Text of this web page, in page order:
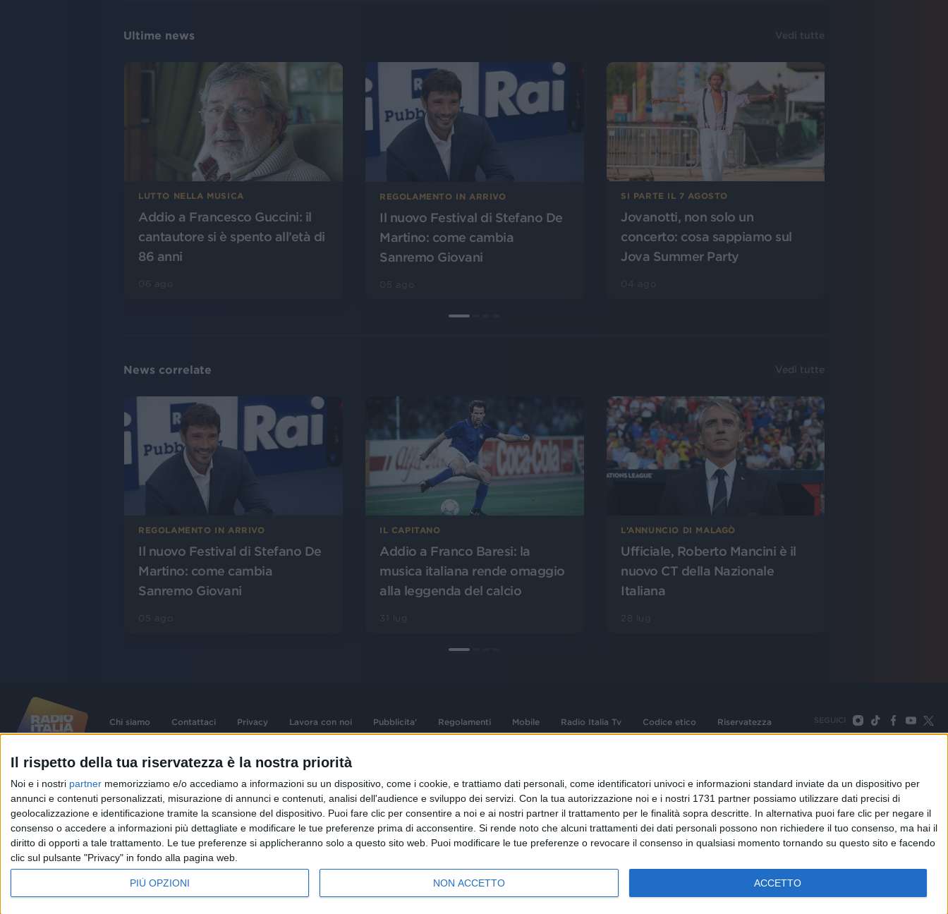
Il rispetto della tua riservatezza è la nostra priorità
Noi e i nostri partner memorizziamo e/o accediamo a informazioni su un dispositivo, come i cookie, e trattiamo dati personali, come identificatori univoci e informazioni standard inviate da un dispositivo per
annunci e contenuti personalizzati, misurazione di annunci e contenuti, analisi dell'audience e sviluppo dei servizi. Con la tua autorizzazione noi e i nostri 1731 partner possiamo utilizzare dati precisi di
geolocalizzazione e identificazione tramite la scansione del dispositivo. Puoi fare clic per consentire a noi e ai nostri partner il trattamento per le finalità sopra descritte. In alternativa puoi fare clic per negare il
consenso o accedere a informazioni più dettagliate e modificare le tue preferenze prima di acconsentire. Si rende noto che alcuni trattamenti dei dati personali possono non richiedere il tuo consenso, ma hai il
diritto di opporti a tale trattamento. Le tue preferenze si applicheranno solo a questo sito web. Puoi modificare le tue preferenze o revocare il consenso in qualsiasi momento tornando su questo sito e facendo
clic sul pulsante "Privacy" in fondo alla pagina web.
PIÙ OPZIONI NON ACCETTO ACCETTO
Ultime news Vedi tutte
LUTTO NELLA MUSICA
Addio a Francesco Guccini: il
cantautore si è spento all’età di
86 anni
REGOLAMENTO IN ARRIVO
Il nuovo Festival di Stefano De
Martino: come cambia
Sanremo Giovani
SI PARTE IL 7 AGOSTO
Jovanotti, non solo un
concerto: cosa sappiamo sul
Jova Summer Party
News correlate Vedi tutte
REGOLAMENTO IN ARRIVO
Il nuovo Festival di Stefano De
Martino: come cambia
Sanremo Giovani
IL CAPITANO
Addio a Franco Baresi: la
musica italiana rende omaggio
alla leggenda del calcio
L’ANNUNCIO DI MALAGÒ
Ufficiale, Roberto Mancini è il
nuovo CT della Nazionale
Italiana
Chi siamo Contattaci Privacy Lavora con noi Pubblicita' Regolamenti Mobile Radio Italia Tv Codice etico Riservatezza SEGUICI
contenute nel sito sono stati assolti gli obblighi derivanti dalla normativa dei diritti d'autore e dei diritti
Capitale Sociale € 580.000,00 interamente versato. Iscr. Reg. Imprese Milano - C.F. e n° iscrizione
06832230152. Iscritta al R.E.A. di Milano al n° 1125258. Testata giornalistica Registrata n°286 - 3 Aprile
1987.
02 25444220
Sede Legale: Via Savona 97, 20144 Milano